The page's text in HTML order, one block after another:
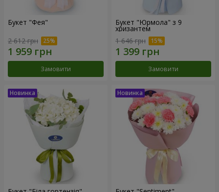
Букет "Фея"
2 612 грн
Замовити
Букет "Юрмола" з 9
хризантем
1 646 грн
Замовити